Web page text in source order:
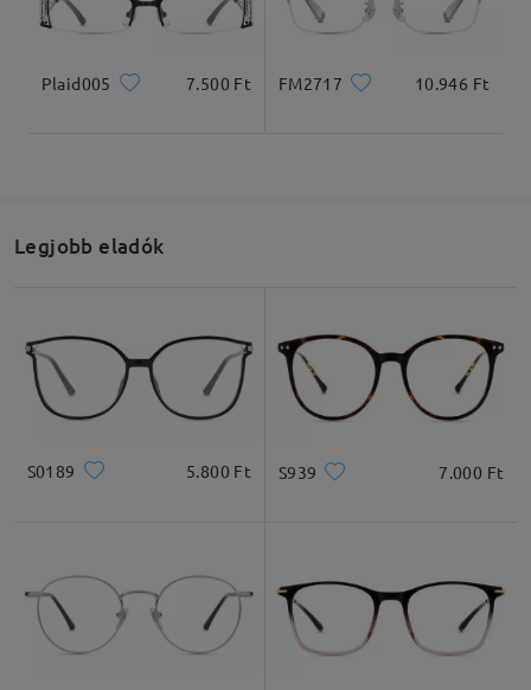
Plaid005 7.500 Ft FM2717 10.946 Ft
Legjobb eladók
S0189 5.800 Ft S939 7.000 Ft